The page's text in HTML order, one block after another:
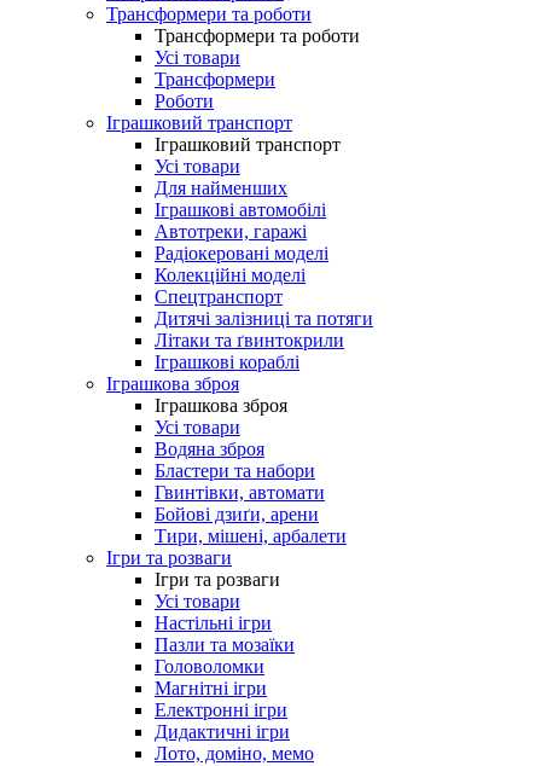
Трансформери та роботи
Трансформери та роботи
Усі товари
Трансформери
Роботи
Іграшковий транспорт
Іграшковий транспорт
Усі товари
Для найменших
Іграшкові автомобілі
Автотреки, гаражі
Радіокеровані моделі
Колекційні моделі
Спецтранспорт
Дитячі залізниці та потяги
Літаки та ґвинтокрили
Іграшкові кораблі
Іграшкова зброя
Іграшкова зброя
Усі товари
Водяна зброя
Бластери та набори
Гвинтівки, автомати
Бойові дзиґи, арени
Тири, мішені, арбалети
Ігри та розваги
Ігри та розваги
Усі товари
Настільні ігри
Пазли та мозаїки
Головоломки
Магнітні ігри
Електронні ігри
Дидактичні ігри
Лото, доміно, мемо